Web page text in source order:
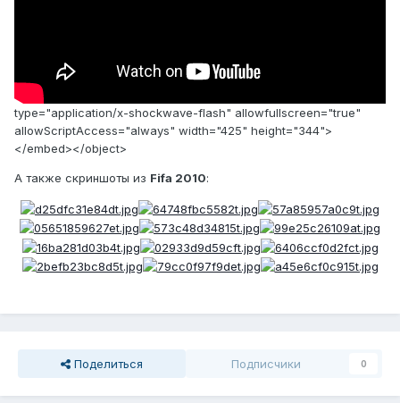
type="application/x-shockwave-flash" allowfullscreen="true"
allowScriptAccess="always" width="425" height="344">
</embed></object>
А также скриншоты из Fifa 2010:
Поделиться Подписчики 0